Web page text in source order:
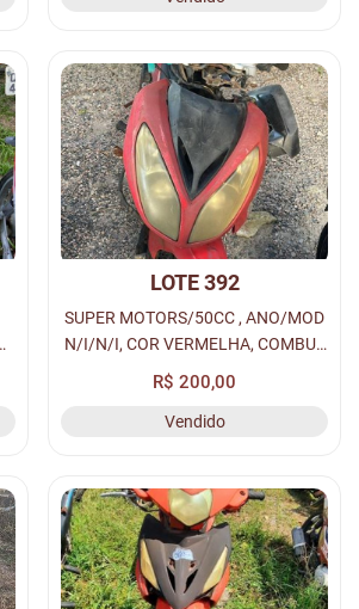
LOTE 392
SUPER MOTORS/50CC , ANO/MOD
N/I/N/I, COR VERMELHA, COMBUS
GASOLINA, PLACA N/I - N/I,
RENAVAM N/I, CHASSI N/I, Nº
MOTOR N/I, LOC. PÁTIO ARAPI...
R$ 200,00
Vendido